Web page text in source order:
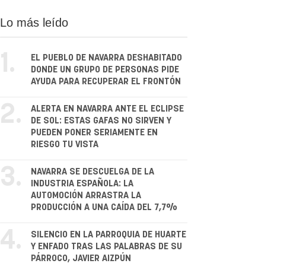
Lo más leído
1.
EL PUEBLO DE NAVARRA DESHABITADO
DONDE UN GRUPO DE PERSONAS PIDE
AYUDA PARA RECUPERAR EL FRONTÓN
2.
ALERTA EN NAVARRA ANTE EL ECLIPSE
DE SOL: ESTAS GAFAS NO SIRVEN Y
PUEDEN PONER SERIAMENTE EN
RIESGO TU VISTA
3.
NAVARRA SE DESCUELGA DE LA
INDUSTRIA ESPAÑOLA: LA
AUTOMOCIÓN ARRASTRA LA
PRODUCCIÓN A UNA CAÍDA DEL 7,7%
4.
SILENCIO EN LA PARROQUIA DE HUARTE
Y ENFADO TRAS LAS PALABRAS DE SU
PÁRROCO, JAVIER AIZPÚN